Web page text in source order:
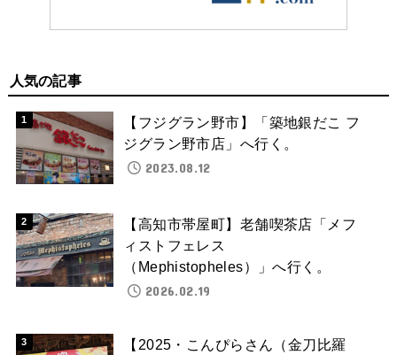
人気の記事
【フジグラン野市】「築地銀だこ フ
ジグラン野市店」へ行く。
2023.08.12
【高知市帯屋町】老舗喫茶店「メフ
ィストフェレス
（Mephistopheles）」へ行く。
2026.02.19
【2025・こんぴらさん（金刀比羅